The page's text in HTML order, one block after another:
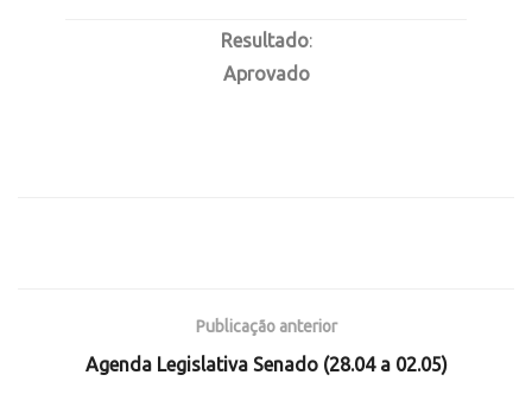
Resultado:
Aprovado
Publicação anterior
Agenda Legislativa Senado (28.04 a 02.05)